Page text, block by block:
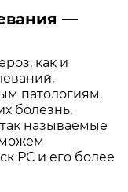
—
как и
патологиям.
болезнь,
называемые
РС и его более